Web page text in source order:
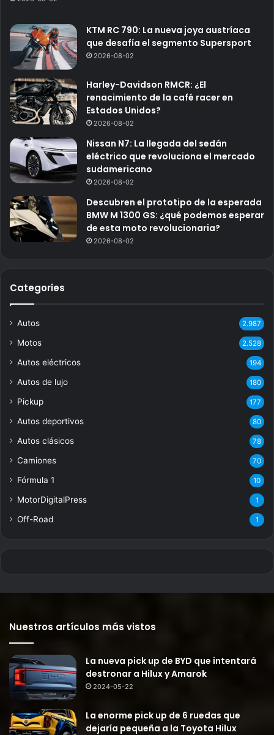
KTM RC 790: La nueva joya austríaca
que desafía el segmento Supersport
2026-08-02
Harley-Davidson RMCR: ¿El
renacimiento de la café racer en
Estados Unidos?
2026-08-02
Nissan N7: La llegada del sedán
eléctrico que revoluciona el mercado
sudamericano
2026-08-02
Descubren el prototipo de la esperada
BMW M 1300 GS: ¿qué podemos esperar
de esta moto revolucionaria?
2026-08-02
Categories
Autos 2.987
Motos 2.528
Autos eléctricos 194
Autos de lujo 180
Pickup 177
Autos deportivos 80
Autos clásicos 78
Camiones 70
Fórmula 1 10
MotorDigitalPress 1
Off-Road 1
Nuestros artículos más vistos
La nueva pick up de BYD que intentará
destronar a Hilux y Amarok
2024-05-22
La enorme pick up de 6 ruedas que
dejaría pequeña a la Toyota Hilux